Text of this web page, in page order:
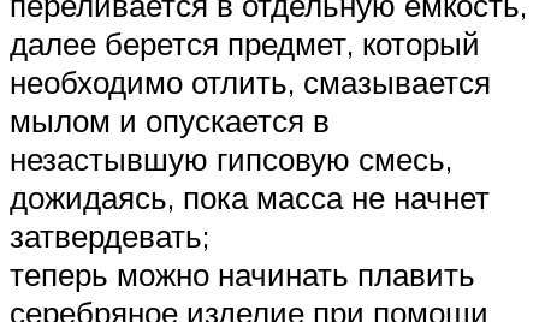
далее берется предмет, который
необходимо отлить, смазывается
мылом и опускается в
незастывшую гипсовую смесь,
дожидаясь, пока масса не начнет
затвердевать;
теперь можно начинать плавить
серебряное изделие при помощи